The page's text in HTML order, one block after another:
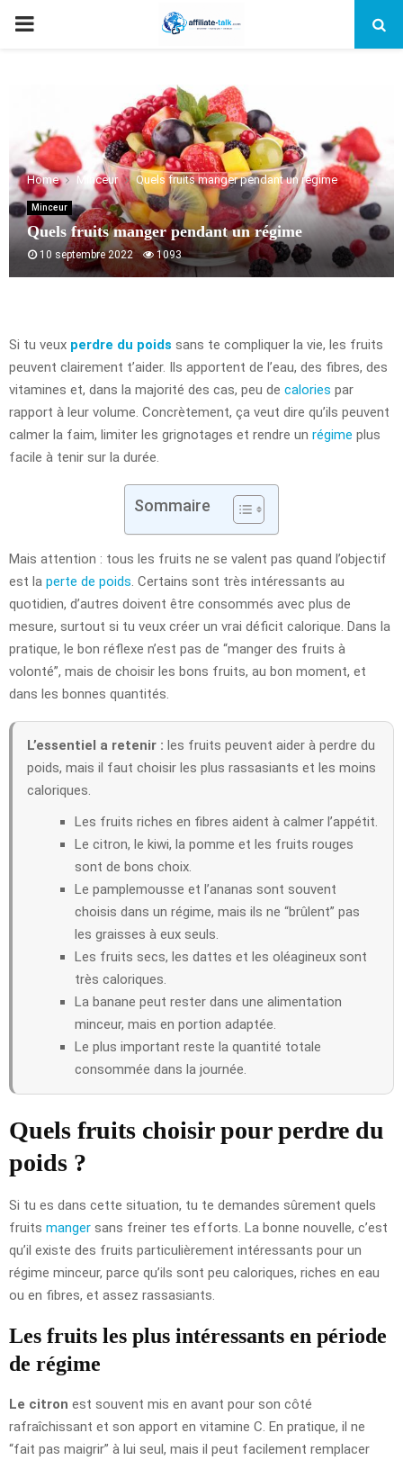
PRIMARY
Home Minceur Quels fruits manger pendant un régime
Minceur
Quels fruits manger pendant un régime
10 septembre 2022 1093
Si tu veux perdre du poids sans te compliquer la vie, les fruits
peuvent clairement t’aider. Ils apportent de l’eau, des fibres, des
vitamines et, dans la majorité des cas, peu de calories par
rapport à leur volume. Concrètement, ça veut dire qu’ils peuvent
calmer la faim, limiter les grignotages et rendre un régime plus
facile à tenir sur la durée.
Sommaire
Mais attention : tous les fruits ne se valent pas quand l’objectif
est la perte de poids . Certains sont très intéressants au
quotidien, d’autres doivent être consommés avec plus de
mesure, surtout si tu veux créer un vrai déficit calorique. Dans la
pratique, le bon réflexe n’est pas de “manger des fruits à
volonté”, mais de choisir les bons fruits, au bon moment, et
dans les bonnes quantités.
L’essentiel a retenir : les fruits peuvent aider à perdre du
poids, mais il faut choisir les plus rassasiants et les moins
caloriques.
Les fruits riches en fibres aident à calmer l’appétit.
Le citron, le kiwi, la pomme et les fruits rouges
sont de bons choix.
Le pamplemousse et l’ananas sont souvent
choisis dans un régime, mais ils ne “brûlent” pas
les graisses à eux seuls.
Les fruits secs, les dattes et les oléagineux sont
très caloriques.
La banane peut rester dans une alimentation
minceur, mais en portion adaptée.
Le plus important reste la quantité totale
consommée dans la journée.
Quels fruits choisir pour perdre du
poids ?
Si tu es dans cette situation, tu te demandes sûrement quels
fruits manger sans freiner tes efforts. La bonne nouvelle, c’est
qu’il existe des fruits particulièrement intéressants pour un
régime minceur, parce qu’ils sont peu caloriques, riches en eau
ou en fibres, et assez rassasiants.
Les fruits les plus intéressants en période
de régime
Le citron est souvent mis en avant pour son côté
rafraîchissant et son apport en vitamine C. En pratique, il ne
“fait pas maigrir” à lui seul, mais il peut facilement remplacer